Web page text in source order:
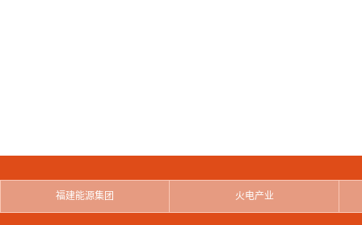
福建能源集团 火电产业